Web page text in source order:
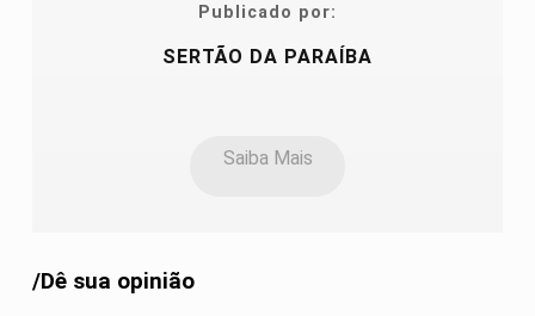
Publicado por:
SERTÃO DA PARAÍBA
Saiba Mais
/Dê sua opinião